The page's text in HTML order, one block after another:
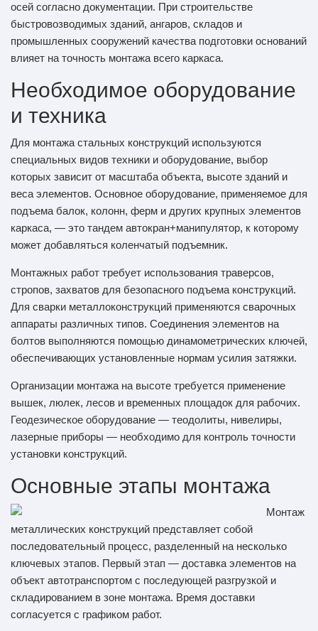
осей согласно документации. При строительстве
быстровозводимых зданий, ангаров, складов и
промышленных сооружений качества подготовки оснований
влияет на точность монтажа всего каркаса.
Необходимое оборудование
и техника
Для монтажа стальных конструкций используются
специальных видов техники и оборудование, выбор
которых зависит от масштаба объекта, высоте зданий и
веса элементов. Основное оборудование, применяемое для
подъема балок, колонн, ферм и других крупных элементов
каркаса, — это тандем автокран+манипулятор, к которому
может добавляться коленчатый подъемник.
Монтажных работ требует использования траверсов,
стропов, захватов для безопасного подъема конструкций.
Для сварки металлоконструкций применяются сварочных
аппараты различных типов. Соединения элементов на
болтов выполняются помощью динамометрических ключей,
обеспечивающих установленные нормам усилия затяжки.
Организации монтажа на высоте требуется применение
вышек, люлек, лесов и временных площадок для рабочих.
Геодезическое оборудование — теодолиты, нивелиры,
лазерные приборы — необходимо для контроль точности
установки конструкций.
Основные этапы монтажа
Монтаж
металлических конструкций представляет собой
последовательный процесс, разделенный на несколько
ключевых этапов. Первый этап — доставка элементов на
объект автотранспортом с последующей разгрузкой и
складированием в зоне монтажа. Время доставки
согласуется с графиком работ.